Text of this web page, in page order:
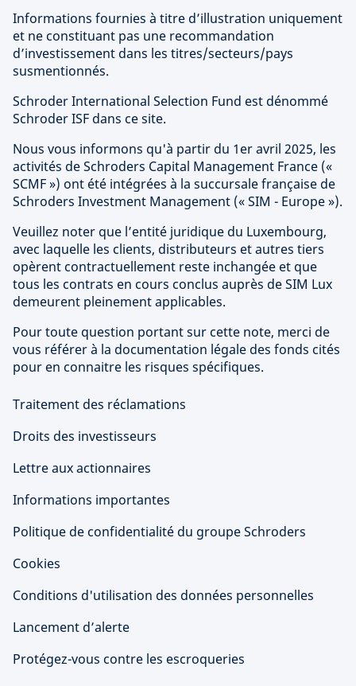
Informations fournies à titre d’illustration uniquement
et ne constituant pas une recommandation
d’investissement dans les titres/secteurs/pays
susmentionnés.
Schroder International Selection Fund est dénommé
Schroder ISF dans ce site.
Nous vous informons qu'à partir du 1er avril 2025, les
activités de Schroders Capital Management France («
SCMF ») ont été intégrées à la succursale française de
Schroders Investment Management (« SIM - Europe »).
Veuillez noter que l’entité juridique du Luxembourg,
avec laquelle les clients, distributeurs et autres tiers
opèrent contractuellement reste inchangée et que
tous les contrats en cours conclus auprès de SIM Lux
demeurent pleinement applicables.
Pour toute question portant sur cette note, merci de
vous référer à la documentation légale des fonds cités
pour en connaitre les risques spécifiques.
Traitement des réclamations
Droits des investisseurs
Lettre aux actionnaires
Informations importantes
Politique de confidentialité du groupe Schroders
Cookies
Conditions d'utilisation des données personnelles
Lancement d’alerte
Protégez-vous contre les escroqueries